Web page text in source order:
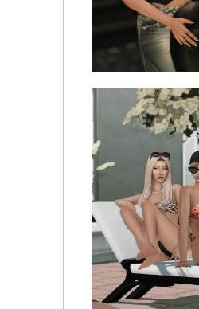
Мод «Социальные
Storytelling Socials»